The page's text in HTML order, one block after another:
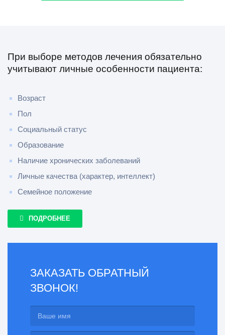
При выборе методов лечения обязательно
учитывают личные особенности пациента:
Возраст
Пол
Социальный статус
Образование
Наличие хронических заболеваний
Личные качества (характер, интеллект)
Семейное положение
ПОДРОБНЕЕ
ЗАКАЗАТЬ ОБРАТНЫЙ
ЗВОНОК!